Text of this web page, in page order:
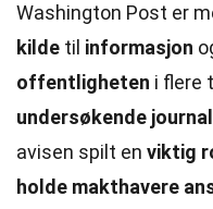
Washington Post er
kilde til informasjon
offentligheten i flere
undersøkende
avisen spilt en viktig
holde makthavere